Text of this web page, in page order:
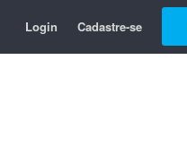
Login Cadastre-se